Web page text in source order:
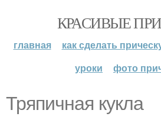
КРАСИВЫЕ
главная как сделать
уроки
фото
Тряпичная кукла